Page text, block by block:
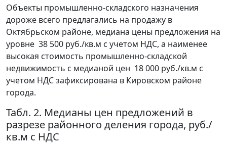
Объекты промышленно-складского назначения
дороже всего предлагались на продажу в
Октябрьском районе, медиана цены предложения на
уровне 38 500 руб./кв.м с учетом НДС, а наименее
высокая стоимость промышленно-складской
недвижимость с медианой цен 18 000 руб./кв.м с
учетом НДС зафиксирована в Кировском районе
города.
Табл. 2. Медианы цен предложений в
разрезе районного деления города, руб./
кв.м с НДС